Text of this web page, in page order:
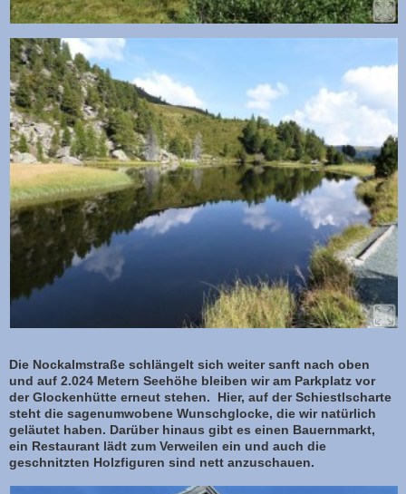
Die Nockalmstraße schlängelt sich weiter sanft nach oben
und auf 2.024 Metern Seehöhe bleiben wir am Parkplatz vor
der Glockenhütte erneut stehen. Hier, auf der Schiestlscharte
steht die sagenumwobene Wunschglocke, die wir natürlich
geläutet haben. Darüber hinaus gibt es einen Bauernmarkt,
ein Restaurant lädt zum Verweilen ein und auch die
geschnitzten Holzfiguren sind nett anzuschauen.